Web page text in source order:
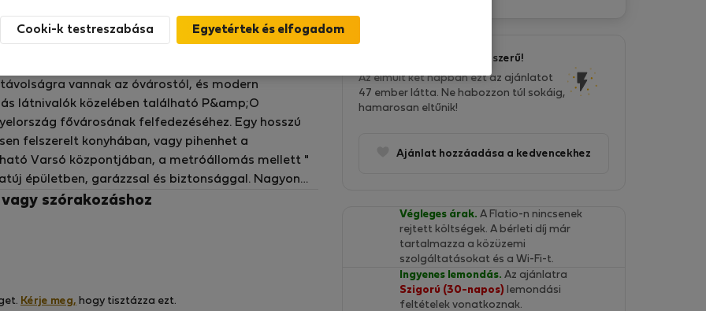
tökéletesek a Varsóban alternatív
vannak az óvárostól, és modern
látnivalók közelében található P&amp;O
fővárosának felfedezéséhez. Egy hosszú
felszerelt konyhában, vagy pihenhet a
Varsó központjában, a metróállomás mellett "
épületben, garázzsal és biztonsággal. Nagyon
sok üzlet, bankok, éttermek, kávézók, mozi és
található, nappali, nyitott konyha, külön
szórakozáshoz
Kérje meg, hogy tisztázza ezt.
Ez az ajánlat nagyon népszerű!
Az elmúlt két napban ezt az ajánlatot
47 ember látta. Ne habozzon túl sokáig,
hamarosan eltűnik!
Ajánlat hozzáadása a kedvencekhez
Végleges árak. A Flatio-n nincsenek
rejtett költségek. A bérleti díj már
tartalmazza a közüzemi
szolgáltatásokat és a Wi-Fi-t.
Ingyenes lemondás. Az ajánlatra
Szigorú (30-napos) lemondási
feltételek vonatkoznak.
Cooki-k testreszabása